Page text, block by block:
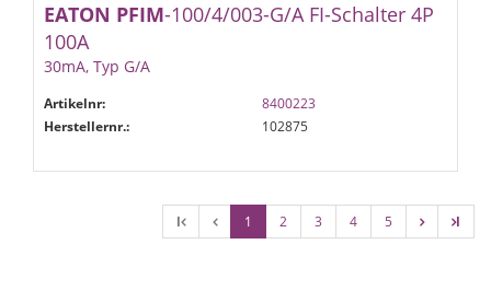
EATON PFIM-100/4/003-G/A FI-Schalter 4P
100A
30mA, Typ G/A
Artikelnr:
8400223
Herstellernr.:
102875
l 1 2 3 4 5 l